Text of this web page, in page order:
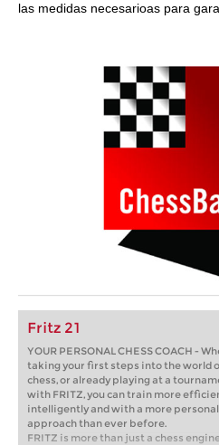
las medidas necesarioas para
Fritz 21
YOUR PERSONAL CHESS COACH -
taking your first steps into the world
chess, or already playing at a
with FRITZ, you can train more
intelligently and with a more
approach than ever before.
FRITZ is more than just a chess engine